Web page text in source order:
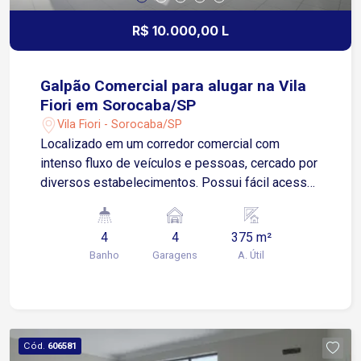
R$ 10.000,00 L
Galpão Comercial para alugar na Vila
Fiori em Sorocaba/SP
Vila Fiori - Sorocaba/SP
Localizado em um corredor comercial com
intenso fluxo de veículos e pessoas, cercado por
diversos estabelecimentos. Possui fácil acesso
Dom Aguirre, garantindo logística e praticidade.
Sobre o imóvel: Galpão com 375 m² de área
Mezanino 4 banheiros Área de luz Espaço
corredor comercial consolidado, com diversos
comércios vizinhos Ideal para lojas, centros de
4
Banho
4
Garagens
375 m²
A. Útil
Cód. 606581